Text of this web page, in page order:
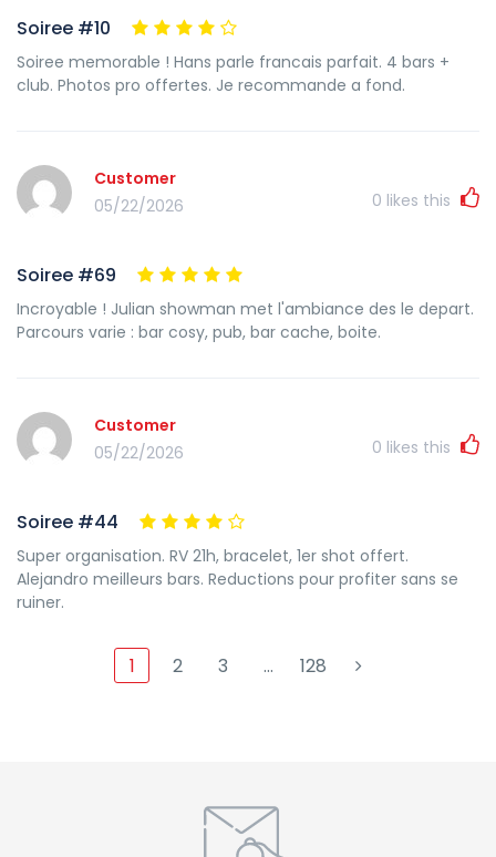
Soiree #10
Soiree memorable ! Hans parle francais parfait. 4 bars +
club. Photos pro offertes. Je recommande a fond.
Customer
05/22/2026
0 likes this
Soiree #69
Incroyable ! Julian showman met l'ambiance des le depart.
Parcours varie : bar cosy, pub, bar cache, boite.
Customer
05/22/2026
0 likes this
Soiree #44
Super organisation. RV 21h, bracelet, 1er shot offert.
Alejandro meilleurs bars. Reductions pour profiter sans se
ruiner.
1 2 3 … 128